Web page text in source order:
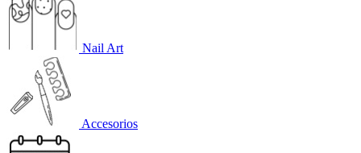
Nail Art
Accesorios